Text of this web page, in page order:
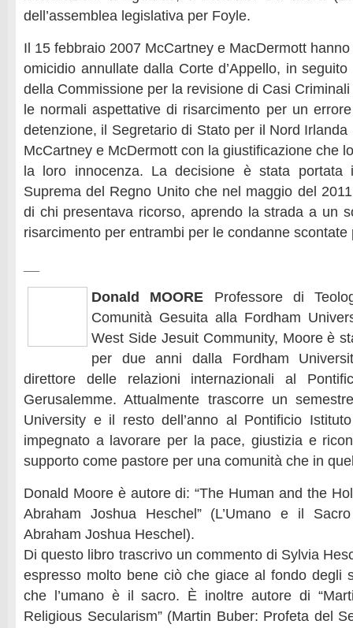
dell’assemblea legislativa per Foyle.
Il 15 febbraio 2007 McCartney e MacDermott
omicidio annullate dalla Corte d’Appello, in
della Commissione per la revisione di Casi
le normali aspettative di risarcimento per un
detenzione, il Segretario di Stato per il Nord
McCartney e McDermott con la giustificazione che
la loro innocenza. La decisione è stata portata
Suprema del Regno Unito che nel maggio del
di chi presentava ricorso, aprendo la strada a un
risarcimento per entrambi per le condanne scontate
Donald MOORE Professore di
Comunità Gesuita alla Fordham
West Side Jesuit Community, Moore è
per due anni dalla Fordham
direttore delle relazioni internazionali al
Gerusalemme. Attualmente trascorre un
University e il resto dell’anno al Pontificio
impegnato a lavorare per la pace, giustizia e
supporto come pastore per una comunità che in
Donald Moore è autore di: “The Human and the
Abraham Joshua Heschel” (L’Umano e il
Abraham Joshua Heschel).
Di questo libro trascrivo un commento di Sylvia
espresso molto bene ciò che giace al fondo degli
che l’umano è il sacro. È inoltre autore di
Religious Secularism” (Martin Buber: Profeta del